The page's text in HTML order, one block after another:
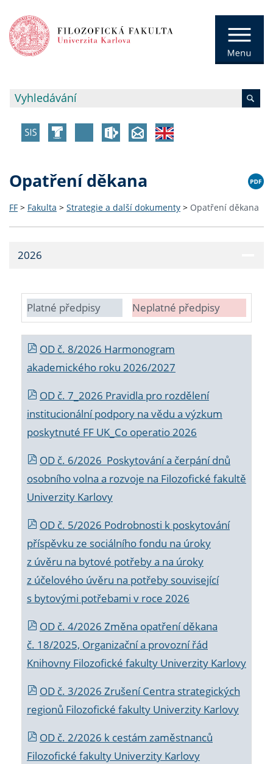
Opatření děkana
FF > Fakulta > Strategie a další dokumenty > Opatření děkana
2026
Platné předpisy Neplatné předpisy
OD č. 8/2026 Harmonogram
akademického roku 2026/2027
OD č. 7_2026 Pravidla pro rozdělení
institucionální podpory na vědu a výzkum
poskytnuté FF UK_Co operatio 2026
OD č. 6/2026 Poskytování a čerpání dnů
osobního volna a rozvoje na Filozofické fakultě
Univerzity Karlovy
OD č. 5/2026 Podrobnosti k poskytování
příspěvku ze sociálního fondu na úroky
z úvěru na bytové potřeby a na úroky
z účelového úvěru na potřeby související
s bytovými potřebami v roce 2026
OD č. 4/2026 Změna opatření děkana
č. 18/2025, Organizační a provozní řád
Knihovny Filozofické fakulty Univerzity Karlovy
OD č. 3/2026 Zrušení Centra strategických
regionů Filozofické fakulty Univerzity Karlovy
OD č. 2/2026 k cestám zaměstnanců
Filozofické fakulty Univerzity Karlovy